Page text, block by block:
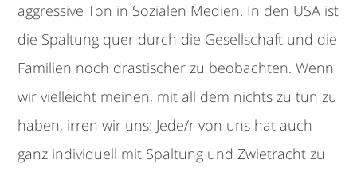
aggressive Ton in Sozialen Medien. In den USA ist
die Spaltung quer durch die Gesellschaft und die
Familien noch drastischer zu beobachten. Wenn
wir vielleicht meinen, mit all dem nichts zu tun zu
haben, irren wir uns: Jede/r von uns hat auch
ganz individuell mit Spaltung und Zwietracht zu